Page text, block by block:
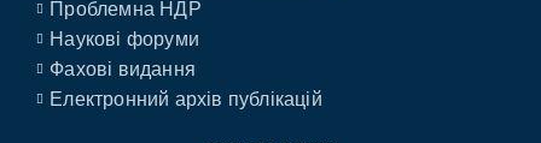
Проблемна НДР
Наукові форуми
Фахові видання
Електронний архів публікацій